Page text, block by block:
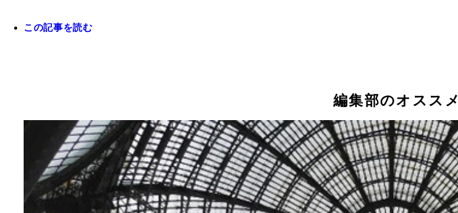
この記事を読む
編集部のオススメ